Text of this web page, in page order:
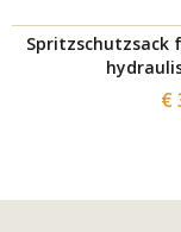
Spritzschutzsack
€